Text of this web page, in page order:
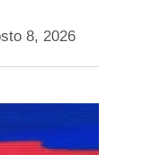
8, 2026